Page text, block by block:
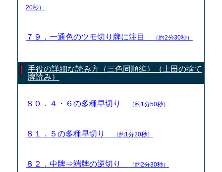
20秒）
７９．一通色のツモ切り牌に注目 （約2分30秒）
手役の詳細な読み方（三色同順編）（土田の捨て
牌読み）
８０．４・６の多種早切り （約1分50秒）
８１．５の多種早切り （約1分20秒）
８２．中牌⇒端牌の逆切り （約2分30秒）